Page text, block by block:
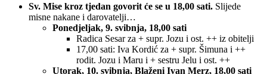
Sv. Mise kroz tjedan govorit će se u 18,00 sati. Slijede
misne nakane i darovatelji…
Ponedjeljak, 9. svibnja, 18,00 sati
Radica Sesar za + supr. Jozu i ost. ++ iz obitelji
17,00 sati: Iva Kordić za + supr. Šimuna i ++
rodit. Jozu i Maru i + sestru Jelu i ost. ++
Utorak, 10. svibnja, Blaženi Ivan Merz, 18,00 sati